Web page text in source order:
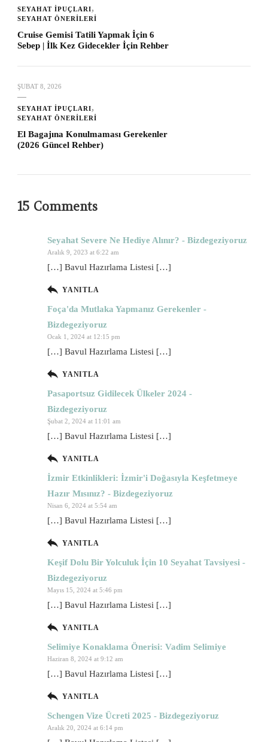
SEYAHAT İPUÇLARI
SEYAHAT ÖNERILERI
Cruise Gemisi Tatili Yapmak İçin 6
Sebep | İlk Kez Gidecekler İçin Rehber
ŞUBAT 8, 2026
SEYAHAT İPUÇLARI
SEYAHAT ÖNERILERI
El Bagajına Konulmaması Gerekenler
(2026 Güncel Rehber)
15 Comments
Seyahat Severe Ne Hediye Alınır? - Bizdegeziyoruz
Aralık 9, 2023 at 6:22 am
[…] Bavul Hazırlama Listesi […]
YANITLA
Foça'da Mutlaka Yapmanız Gerekenler -
Bizdegeziyoruz
Ocak 1, 2024 at 12:15 pm
[…] Bavul Hazırlama Listesi […]
YANITLA
Pasaportsuz Gidilecek Ülkeler 2024 -
Bizdegeziyoruz
Şubat 2, 2024 at 11:01 am
[…] Bavul Hazırlama Listesi […]
YANITLA
İzmir Etkinlikleri: İzmir'i Doğasıyla Keşfetmeye
Hazır Mısınız? - Bizdegeziyoruz
Nisan 6, 2024 at 5:54 am
[…] Bavul Hazırlama Listesi […]
YANITLA
Keşif Dolu Bir Yolculuk İçin 10 Seyahat Tavsiyesi -
Bizdegeziyoruz
Mayıs 15, 2024 at 5:46 pm
[…] Bavul Hazırlama Listesi […]
YANITLA
Selimiye Konaklama Önerisi: Vadim Selimiye
Haziran 8, 2024 at 9:12 am
[…] Bavul Hazırlama Listesi […]
YANITLA
Schengen Vize Ücreti 2025 - Bizdegeziyoruz
Aralık 20, 2024 at 6:14 pm